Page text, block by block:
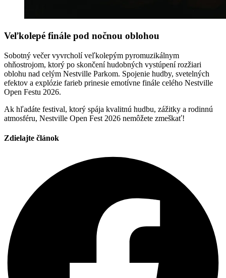
Veľkolepé finále pod nočnou oblohou
Sobotný večer vyvrcholí veľkolepým pyromuzikálnym
ohňostrojom, ktorý po skončení hudobných vystúpení rozžiari
oblohu nad celým Nestville Parkom. Spojenie hudby, svetelných
efektov a explózie farieb prinesie emotívne finále celého Nestville
Open Festu 2026.
Ak hľadáte festival, ktorý spája kvalitnú hudbu, zážitky a rodinnú
atmosféru, Nestville Open Fest 2026 nemôžete zmeškať!
Zdielajte článok